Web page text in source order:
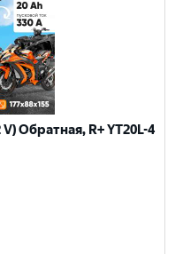
Обратная, R+ YT20L-4